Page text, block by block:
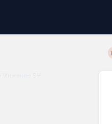
Инженер SH